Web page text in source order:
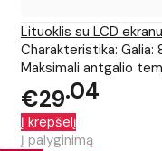
Lituoklis su LCD
Charakteristika: Galia:
Maksimali antgalio
€29 04
Į krepšelį
Į palyginimą